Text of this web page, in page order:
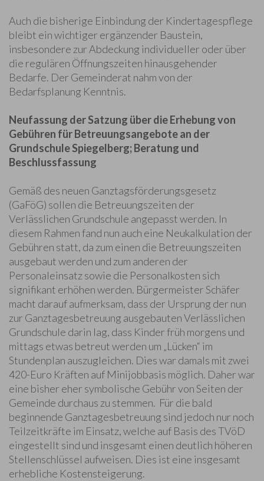
Auch die bisherige Einbindung der Kindertagespflege
bleibt ein wichtiger ergänzender Baustein,
insbesondere zur Abdeckung individueller oder über
die regulären Öffnungszeiten hinausgehender
Bedarfe. Der Gemeinderat nahm von der
Bedarfsplanung Kenntnis.
Neufassung der Satzung über die Erhebung von
Gebühren für Betreuungsangebote an der
Grundschule Spiegelberg; Beratung und
Beschlussfassung
Gemäß des neuen Ganztagsförderungsgesetz
(GaFöG) sollen die Betreuungszeiten der
Verlässlichen Grundschule angepasst werden. In
diesem Rahmen fand nun auch eine Neukalkulation der
Gebühren statt, da zum einen die Betreuungszeiten
ausgebaut werden und zum anderen der
Personaleinsatz sowie die Personalkosten sich
signifikant erhöhen werden. Bürgermeister Schäfer
macht darauf aufmerksam, dass der Ursprung der nun
zur Ganztagesbetreuung ausgebauten Verlässlichen
Grundschule darin lag, dass Kinder früh morgens und
mittags etwas betreut werden um „Lücken“ im
Stundenplan auszugleichen. Dies war damals mit zwei
420-Euro Kräften auf Minijobbasis möglich. Daher war
eine bisher eher symbolische Gebühr von Seiten der
Gemeinde durchaus zu stemmen. Für die bald
beginnende Ganztagesbetreuung sind jedoch nur noch
Teilzeitkräfte im Einsatz, welche auf Basis des TVöD
eingestellt sind und insgesamt einen deutlich höheren
Stellenschlüssel aufweisen. Dies ist eine insgesamt
erhebliche Kostensteigerung.